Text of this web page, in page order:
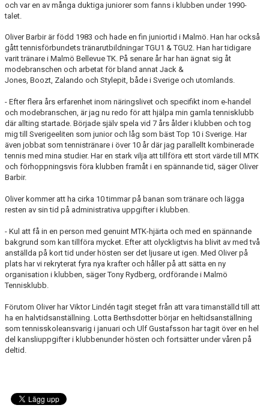
och var en av många duktiga juniorer som fanns i klubben under 1990-
talet.
Oliver Barbir är född 1983 och hade en fin juniortid i Malmö. Han har också
gått tennisförbundets tränarutbildningar TGU1 & TGU2. Han har tidigare
varit tränare i Malmö Bellevue TK. På senare år har han ägnat sig åt
modebranschen och arbetat för bland annat Jack &
Jones, Boozt, Zalando och Stylepit, både i Sverige och utomlands.
- Efter flera års erfarenhet inom näringslivet och specifikt inom e-handel
och modebranschen, är jag nu redo för att hjälpa min gamla tennisklubb
där allting startade. Började själv spela vid 7 års ålder i klubben och tog
mig till Sverigeeliten som junior och låg som bäst Top 10 i Sverige. Har
även jobbat som tennistränare i över 10 år där jag parallellt kombinerade
tennis med mina studier. Har en stark vilja att tillföra ett stort värde till MTK
och förhoppningsvis föra klubben framåt i en spännande tid, säger Oliver
Barbir.
Oliver kommer att ha cirka 10 timmar på banan som tränare och lägga
resten av sin tid på administrativa uppgifter i klubben.
- Kul att få in en person med genuint MTK-hjärta och med en spännande
bakgrund som kan tillföra mycket. Efter att olyckligtvis ha blivit av med två
anställda på kort tid under hösten ser det ljusare ut igen. Med Oliver på
plats har vi rekryterat fyra nya krafter och håller på att sätta en ny
organisation i klubben, säger Tony Rydberg, ordförande i Malmö
Tennisklubb.
Förutom Oliver har Viktor Lindén tagit steget från att vara timanställd till att
ha en halvtidsanställning. Lotta Berthsdotter börjar en heltidsanställning
som tennisskoleansvarig i januari och Ulf Gustafsson har tagit över en hel
del kansliuppgifter i klubbenunder hösten och fortsätter under våren på
deltid.